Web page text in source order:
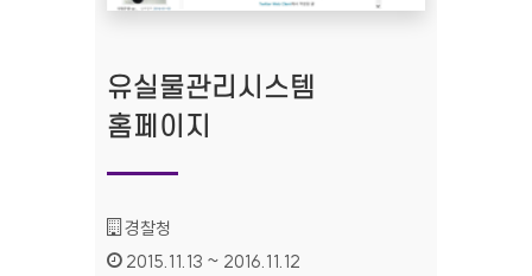
유실물관리시스템
홈페이지
기관명 :
경찰청
인증기간 :
2015.11.13 ~ 2016.11.12